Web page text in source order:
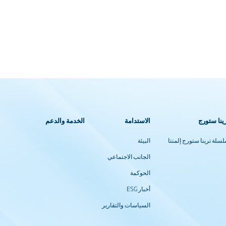
ستورج
ترينا ستورج إلمنتا
الاستدامة
البيئة
الجانب الاجتماعي
الحوكمة
أخبار ESG
السياسات والتقارير
الخدمة والدعم